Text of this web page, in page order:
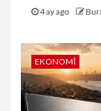
4 ay ago
EKONOMI